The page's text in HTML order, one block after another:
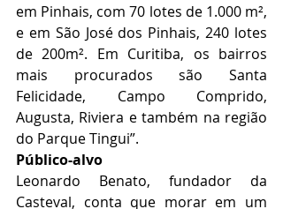
em Pinhais, com 70 lotes de 1.000 m²,
e em São José dos Pinhais, 240 lotes
de 200m². Em Curitiba, os bairros
mais procurados são Santa
Felicidade, Campo Comprido,
Augusta, Riviera e também na região
do Parque Tingui”.
Público-alvo
Leonardo Benato, fundador da
Casteval, conta que morar em um